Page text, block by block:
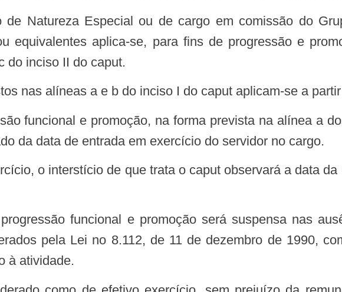
Natureza Especial ou de cargo em comissão do
equivalentes aplica-se, para fins de progressão e
do inciso II do caput.
nas alíneas a e b do inciso I do caput aplicam-se a partir
da data de entrada em exercício do servidor no cargo.
o interstício de que trata o caput observará a data
funcional e promoção será suspensa nas
pela Lei no 8.112, de 11 de dezembro de 1990,
à atividade.